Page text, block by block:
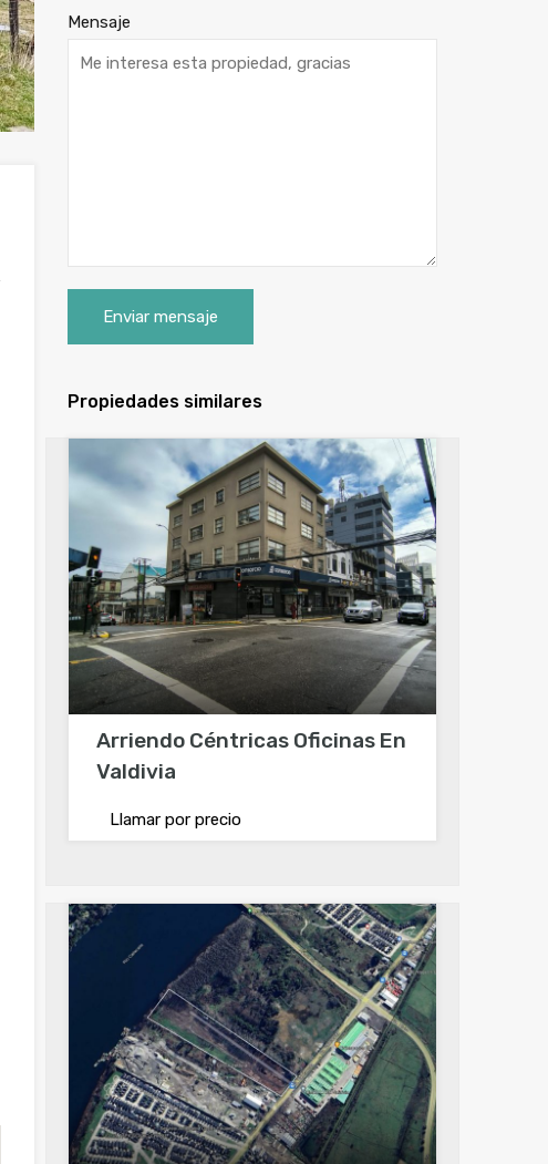
Mensaje
Propiedades similares
Arriendo Céntricas Oficinas En
Valdivia
Llamar por precio